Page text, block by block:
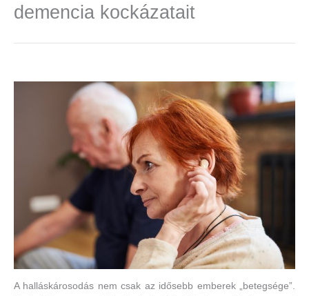
demencia kockázatait
A halláskárosodás nem csak az idősebb emberek „betegsége”.